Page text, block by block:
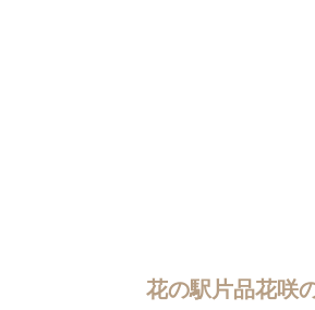
花の駅片品花咲